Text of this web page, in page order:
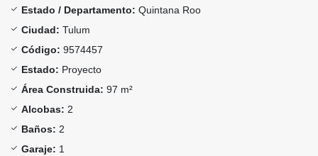
Estado / Departamento: Quintana Roo
Ciudad: Tulum
Código: 9574457
Estado: Proyecto
Área Construida: 97 m²
Alcobas: 2
Baños: 2
Garaje: 1